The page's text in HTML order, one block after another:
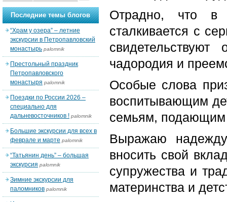
Отрадно, что в
сталкивается с
чадородия и
Особые слова
воспитывающим
семьям, подающим
Выражаю
вносить свой
супружества и
материнства и
Последние темы блогов
“Храм у озера” – летние
экскурсии в Петропавловский
монастырь palomnik
Престольный праздник
Петропавловского
монастыря palomnik
Поездки по России 2026 –
специально для
дальневосточников ! palomnik
Большие экскурсии для всех в
феврале и марте palomnik
“Татьянин день” – большая
экскурсия palomnik
Зимние экскурсии для
паломников palomnik